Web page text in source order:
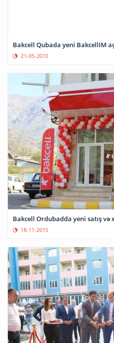
Bakcell Qubada yeni BakcellIM
21-05-2010
Bakcell Ordubadda yeni satış və
18-11-2015